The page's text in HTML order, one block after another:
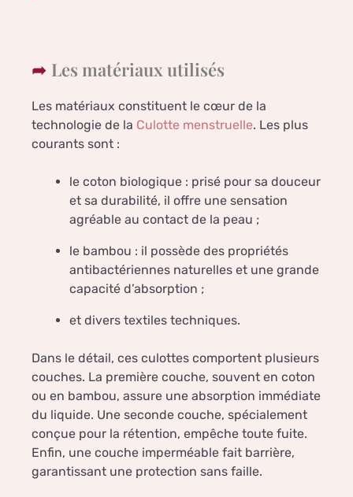
Les matériaux utilisés
Les matériaux constituent le cœur de la
technologie de la Culotte menstruelle. Les plus
courants sont :
le coton biologique : prisé pour sa douceur
et sa durabilité, il offre une sensation
agréable au contact de la peau ;
le bambou : il possède des propriétés
antibactériennes naturelles et une grande
capacité d’absorption ;
et divers textiles techniques.
Dans le détail, ces culottes comportent plusieurs
couches. La première couche, souvent en coton
ou en bambou, assure une absorption immédiate
du liquide. Une seconde couche, spécialement
conçue pour la rétention, empêche toute fuite.
Enfin, une couche imperméable fait barrière,
garantissant une protection sans faille.